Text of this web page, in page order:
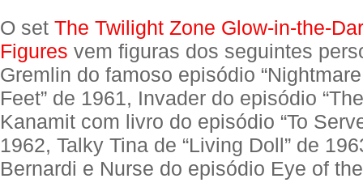
O set The Twilight Zone Glow-in-the-
Figures vem figuras dos seguintes
Gremlin do famoso episódio
Feet” de 1961, Invader do episódio
Kanamit com livro do episódio “To
1962, Talky Tina de “Living Doll” de
Bernardi e Nurse do episódio Eye of